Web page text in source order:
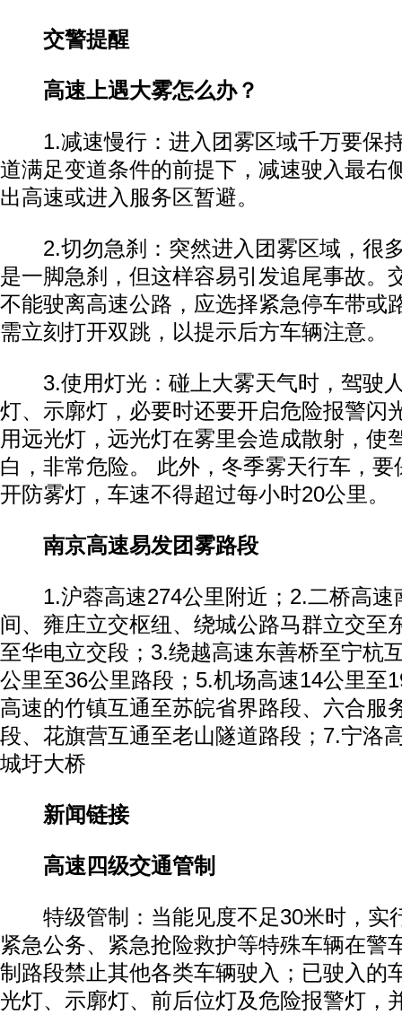
交警提醒
高速上遇大雾怎么办？
1.减速慢行：进入团雾区域千万要保
道满足变道条件的前提下，减速驶入最右
出高速或进入服务区暂避。
2.切勿急刹：突然进入团雾区域，很
是一脚急刹，但这样容易引发追尾事故。
不能驶离高速公路，应选择紧急停车带或
需立刻打开双跳，以提示后方车辆注意。
3.使用灯光：碰上大雾天气时，驾驶
灯、示廓灯，必要时还要开启危险报警闪
用远光灯，远光灯在雾里会造成散射，使
白，非常危险。 此外，冬季雾天行车，
开防雾灯，车速不得超过每小时20公里。
南京高速易发团雾路段
1.沪蓉高速274公里附近；2.二桥高速
间、雍庄立交枢纽、绕城公路马群立交至
至华电立交段；3.绕越高速东善桥至宁杭
公里至36公里路段；5.机场高速14公里至
高速的竹镇互通至苏皖省界路段、六合服
段、花旗营互通至老山隧道路段；7.宁洛
城圩大桥
新闻链接
高速四级交通管制
特级管制：当能见度不足30米时，实
紧急公务、紧急抢险救护等特殊车辆在警
制路段禁止其他各类车辆驶入；已驶入的
光灯、示廓灯、前后位灯及危险报警灯，